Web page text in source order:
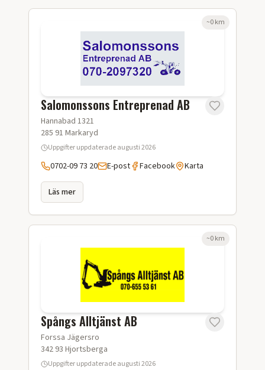
Salomonssons Entreprenad AB
Hannabad 1321
285 91 Markaryd
Uppgifter uppdateradeaugusti 2026
0702-09 73 20 E-post Facebook Karta
Läs mer
~0km
Spångs Alltjänst AB
Forssa Jägersro
342 93 Hjortsberga
Uppgifter uppdateradeaugusti 2026
~0km